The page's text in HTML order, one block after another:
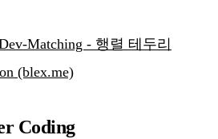
Matching - 행렬 테두리
(blex.me)
Coding